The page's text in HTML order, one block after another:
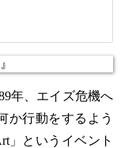
年、エイズ危機へ
か行動をするよう
」というイベント